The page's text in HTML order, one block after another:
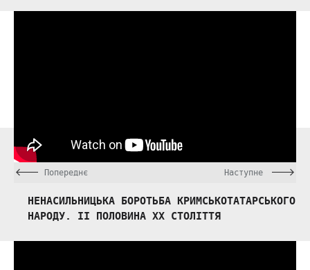
Наступне
Попереднє
НЕНАСИЛЬНИЦЬКА БОРОТЬБА КРИМСЬКОТАТАРСЬКОГО
НАРОДУ. ІІ ПОЛОВИНА ХХ СТОЛІТТЯ